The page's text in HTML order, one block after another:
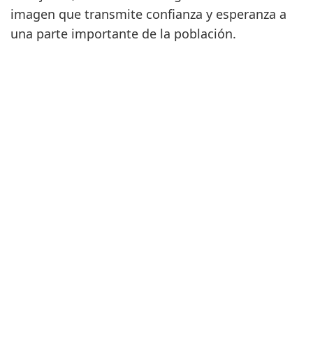
imagen que transmite confianza y esperanza a
una parte importante de la población.